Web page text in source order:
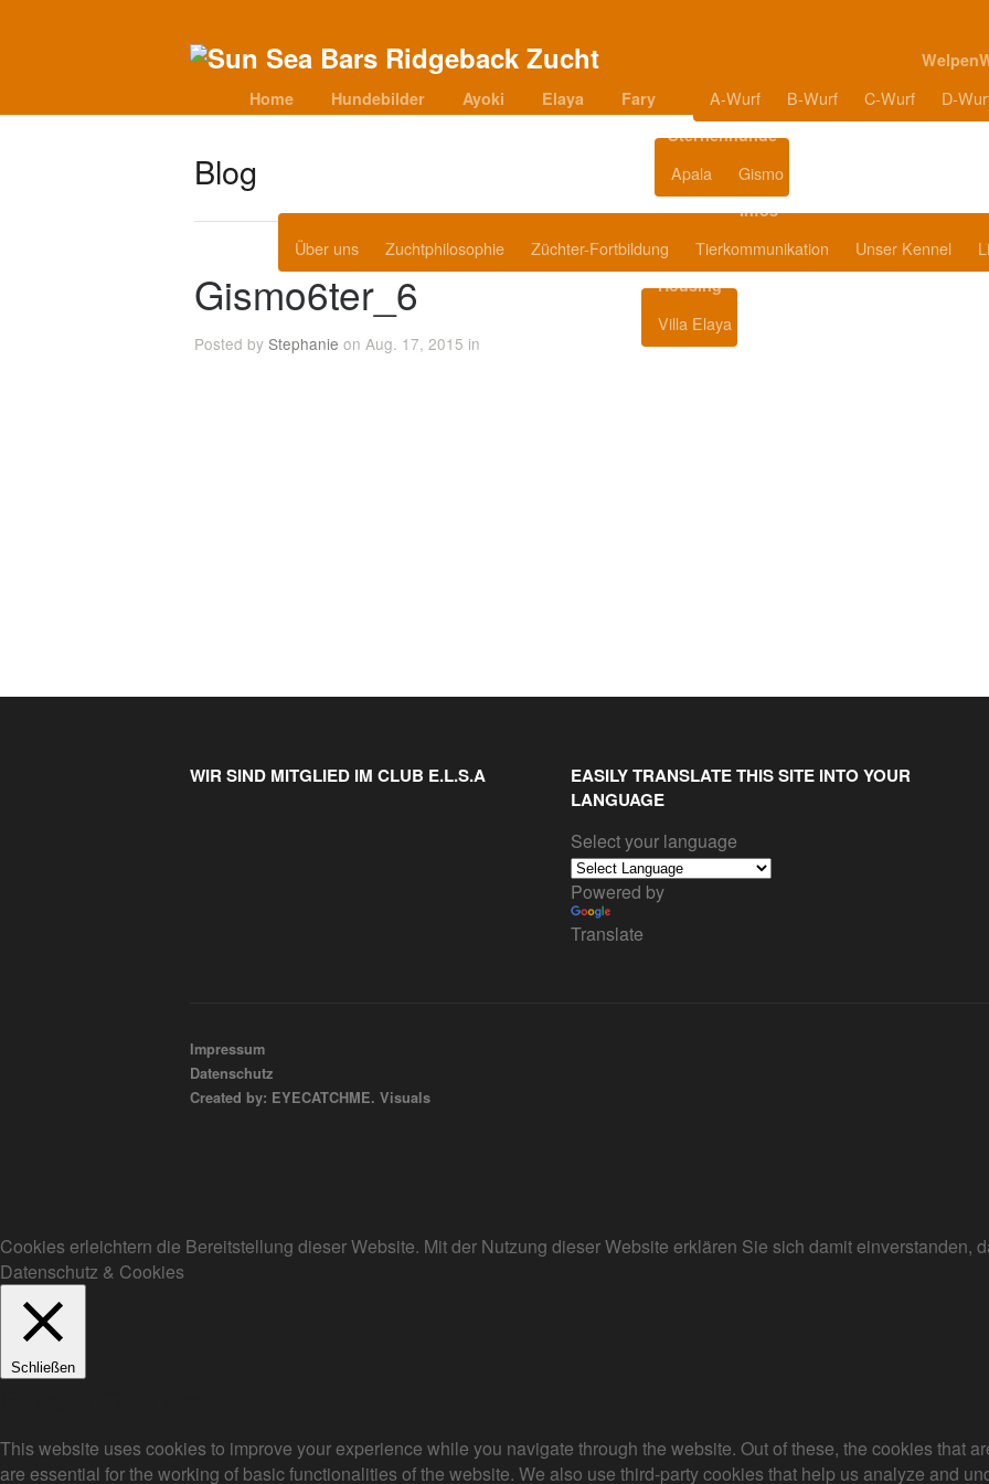
Home Hundebilder Ayoki Elaya Fary A-Wurf B-Wurf C-Wurf D-
Sternenhunde
Apala Gismo
Infos
Über uns Zuchtphilosophie Züchter-Fortbildung Tierkommunikation Unser Kennel
Housing
Villa Elaya
Blog
Gismo6ter_6
Posted by Stephanie on Aug. 17, 2015 in
WIR SIND MITGLIED IM CLUB E.L.S.A
EASILY TRANSLATE THIS SITE INTO YOUR
LANGUAGE
Select your language
Powered by
Translate
Impressum
Datenschutz
Created by: EYECATCHME. Visuals
Cookies erleichtern die Bereitstellung dieser Website. Mit der Nutzung dieser Website erklären Sie sich damit einverstanden,
Datenschutz & Cookies
Schließen
This website uses cookies to improve your experience while you navigate through the website. Out of these, the cookies that
are essential for the working of basic functionalities of the website. We also use third-party cookies that help us analyze and